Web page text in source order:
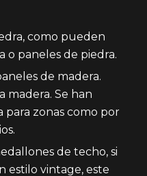
como pueden
o paneles de piedra.
de madera.
madera. Se han
zonas como por
de techo, si
estilo vintage, este